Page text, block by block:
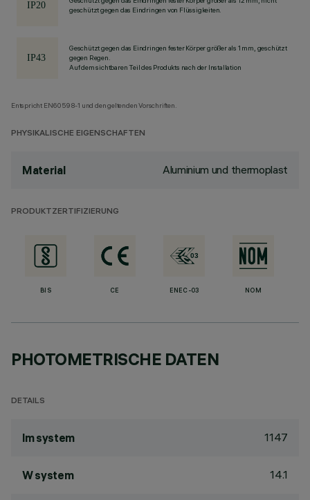
geschützt gegen das Eindringen von Flüssigkeiten.
Geschützt gegen das Eindringen fester Körper größer als 1 mm, geschützt
gegen Regen.
Auf dem sichtbaren Teil des Produkts nach der Installation
Entspricht EN60598-1 und den geltenden Vorschriften.
PHYSIKALISCHE EIGENSCHAFTEN
Material Aluminium und thermoplast
PRODUKTZERTIFIZIERUNG
BIS CE ENEC-03 NOM
PHOTOMETRISCHE DATEN
DETAILS
lm system 1147
W system 14.1